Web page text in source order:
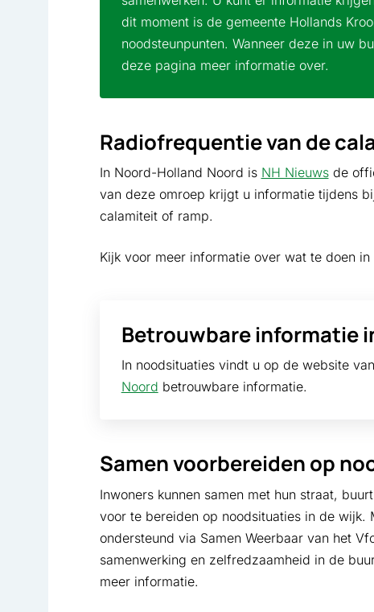
dit moment is de gemeente Hollands
noodsteunpunten. Wanneer deze in uw
deze pagina meer informatie over.
Radiofrequentie van de
In Noord-Holland Noord is NH Nieuwsde
van deze omroep krijgt u informatie tijdens
calamiteit of ramp.
Kijk voor meer informatie over wat te doen
Betrouwbare informatie
In noodsituaties vindt u op de website
Noord betrouwbare informatie.
Samen voorbereiden op
Inwoners kunnen samen met hun straat,
voor te bereiden op noodsituaties in de
ondersteund via Samen Weerbaar van het
samenwerking en zelfredzaamheid in de
meer informatie.